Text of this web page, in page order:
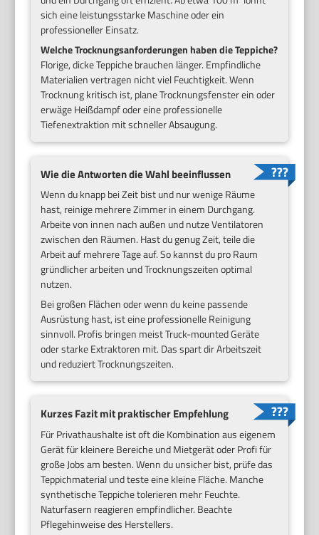
sich eine leistungsstarke Maschine oder ein
professioneller Einsatz.
Welche Trocknungsanforderungen haben die Teppiche?
Florige, dicke Teppiche brauchen länger. Empfindliche
Materialien vertragen nicht viel Feuchtigkeit. Wenn
Trocknung kritisch ist, plane Trocknungsfenster ein oder
erwäge Heißdampf oder eine professionelle
Tiefenextraktion mit schneller Absaugung.
Wie die Antworten die Wahl beeinflussen
Wenn du knapp bei Zeit bist und nur wenige Räume
hast, reinige mehrere Zimmer in einem Durchgang.
Arbeite von innen nach außen und nutze Ventilatoren
zwischen den Räumen. Hast du genug Zeit, teile die
Arbeit auf mehrere Tage auf. So kannst du pro Raum
gründlicher arbeiten und Trocknungszeiten optimal
nutzen.
Bei großen Flächen oder wenn du keine passende
Ausrüstung hast, ist eine professionelle Reinigung
sinnvoll. Profis bringen meist Truck-mounted Geräte
oder starke Extraktoren mit. Das spart dir Arbeitszeit
und reduziert Trocknungszeiten.
Kurzes Fazit mit praktischer Empfehlung
Für Privathaushalte ist oft die Kombination aus eigenem
Gerät für kleinere Bereiche und Mietgerät oder Profi für
große Jobs am besten. Wenn du unsicher bist, prüfe das
Teppichmaterial und teste eine kleine Fläche. Manche
synthetische Teppiche tolerieren mehr Feuchte.
Naturfasern reagieren empfindlicher. Beachte
Pflegehinweise des Herstellers.